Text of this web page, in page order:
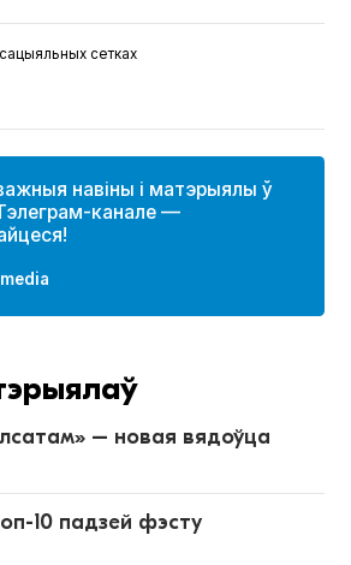
сетках
навіны і матэрыялы ў
канале —
– новая вядоўца
10 падзей фэсту